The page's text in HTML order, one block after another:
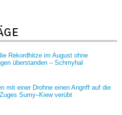
Rekordhitze im August ohne
überstanden – Schmyhal
mit einer Drohne einen Angriff auf die
Sumy–Kiew verübt